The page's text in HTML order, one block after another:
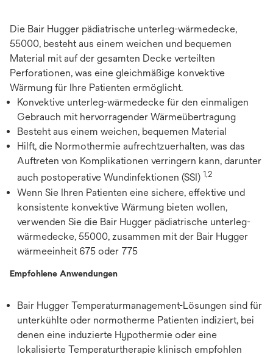
Die Bair Hugger pädiatrische unterleg-wärmedecke,
55000, besteht aus einem weichen und bequemen
Material mit auf der gesamten Decke verteilten
Perforationen, was eine gleichmäßige konvektive
Wärmung für Ihre Patienten ermöglicht.
Konvektive unterleg-wärmedecke für den einmaligen
Gebrauch mit hervorragender Wärmeübertragung
Besteht aus einem weichen, bequemen Material
Hilft, die Normothermie aufrechtzuerhalten, was das
Auftreten von Komplikationen verringern kann, darunter
auch postoperative Wundinfektionen (SSI) 1,2
Wenn Sie Ihren Patienten eine sichere, effektive und
konsistente konvektive Wärmung bieten wollen,
verwenden Sie die Bair Hugger pädiatrische unterleg-
wärmedecke, 55000, zusammen mit der Bair Hugger
wärmeeinheit 675 oder 775
Empfohlene Anwendungen
Bair Hugger Temperaturmanagement-Lösungen sind für
unterkühlte oder normotherme Patienten indiziert, bei
denen eine induzierte Hypothermie oder eine
lokalisierte Temperaturtherapie klinisch empfohlen